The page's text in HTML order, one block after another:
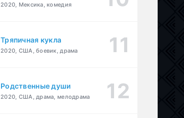
2020, Мексика, комедия
Тряпичная кукла
2020, США, боевик, драма
Родственные души
2020, США, драма, мелодрама